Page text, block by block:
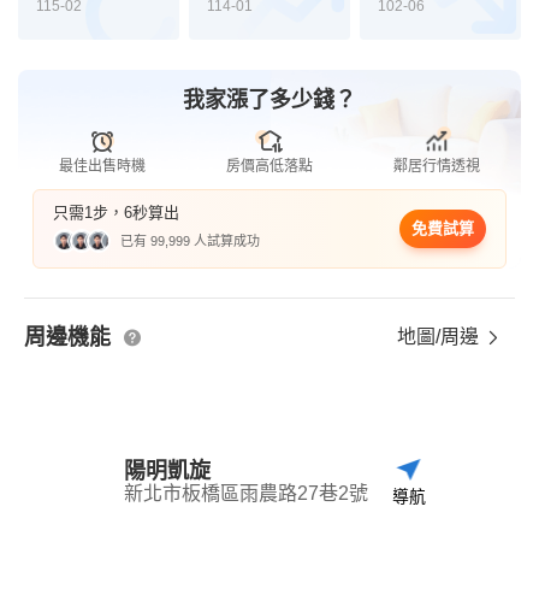
115-02
114-01
102-06
我家漲了多少錢？
最佳出售時機 房價高低落點 鄰居行情透視
只需1步，6秒算出
已有 99,999 人試算成功
免費試算
周邊機能 地圖/周邊
陽明凱旋
新北市板橋區雨農路27巷2號 導航